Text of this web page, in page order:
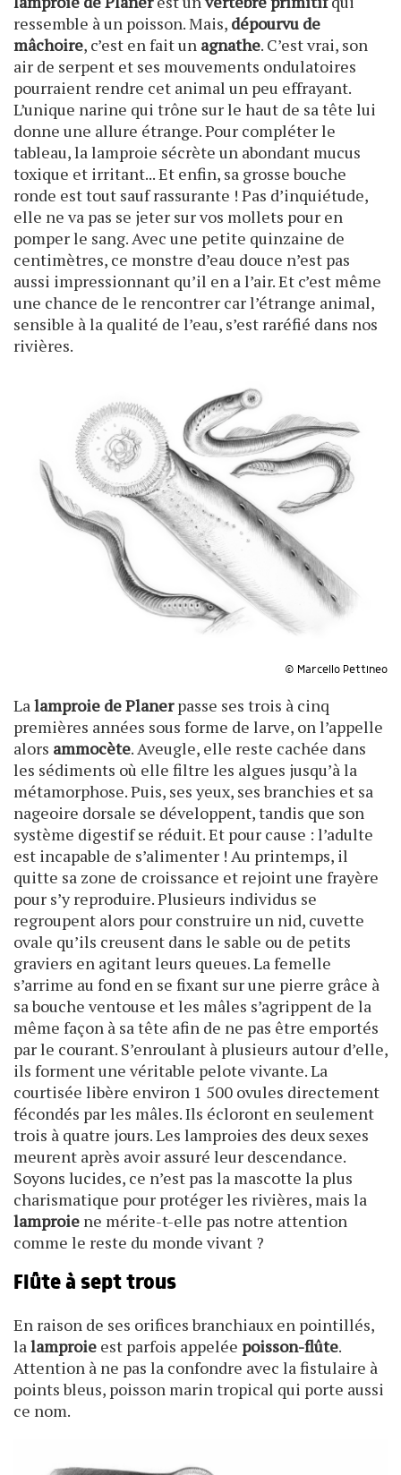
ressemble à un poisson. Mais, dépourvu de
mâchoire, c’est en fait un agnathe. C’est vrai, son
air de serpent et ses mouvements ondulatoires
pourraient rendre cet animal un peu effrayant.
L’unique narine qui trône sur le haut de sa tête lui
donne une allure étrange. Pour compléter le
tableau, la lamproie sécrète un abondant mucus
toxique et irritant... Et enfin, sa grosse bouche
ronde est tout sauf rassurante ! Pas d’inquiétude,
elle ne va pas se jeter sur vos mollets pour en
pomper le sang. Avec une petite quinzaine de
centimètres, ce monstre d’eau douce n’est pas
aussi impressionnant qu’il en a l’air. Et c’est même
une chance de le rencontrer car l’étrange animal,
sensible à la qualité de l’eau, s’est raréfié dans nos
rivières.
© Marcello Pettineo
Lalamproie de Planerpasse ses trois à cinq
premières années sous forme de larve, on l’appelle
alors ammocète. Aveugle, elle reste cachée dans
les sédiments où elle filtre les algues jusqu’à la
métamorphose. Puis, ses yeux, ses branchies et sa
nageoire dorsale se développent, tandis que son
système digestif se réduit. Et pour cause : l’adulte
est incapable de s’alimenter ! Au printemps, il
quitte sa zone de croissance et rejoint une frayère
pour s’y reproduire. Plusieurs individus se
regroupent alors pour construire un nid, cuvette
ovale qu’ils creusent dans le sable ou de petits
graviers en agitant leurs queues. La femelle
s’arrime au fond en se fixant sur une pierre grâce à
sa bouche ventouse et les mâles s’agrippent de la
même façon à sa tête afin de ne pas être emportés
par le courant. S’enroulant à plusieurs autour d’elle,
ils forment une véritable pelote vivante. La
courtisée libère environ 1 500 ovules directement
fécondés par les mâles. Ils écloront en seulement
trois à quatre jours. Les lamproies des deux sexes
meurent après avoir assuré leur descendance.
Soyons lucides, ce n’est pas la mascotte la plus
charismatique pour protéger les rivières, mais la
lamproie ne mérite-t-elle pas notre attention
comme le reste du monde vivant ?
Flûte à sept trous
En raison de ses orifices branchiaux en pointillés,
lalamproie est parfois appelée poisson-flûte.
Attention à ne pas la confondre avec la fistulaire à
points bleus, poisson marin tropical qui porte aussi
ce nom.